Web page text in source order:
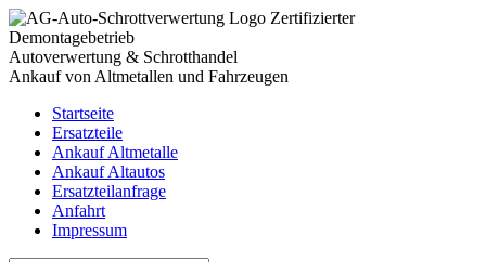
Zertifizierter
Demontagebetrieb
Autoverwertung & Schrotthandel
Ankauf von Altmetallen und Fahrzeugen
Startseite
Ersatzteile
Ankauf Altmetalle
Ankauf Altautos
Ersatzteilanfrage
Anfahrt
Impressum